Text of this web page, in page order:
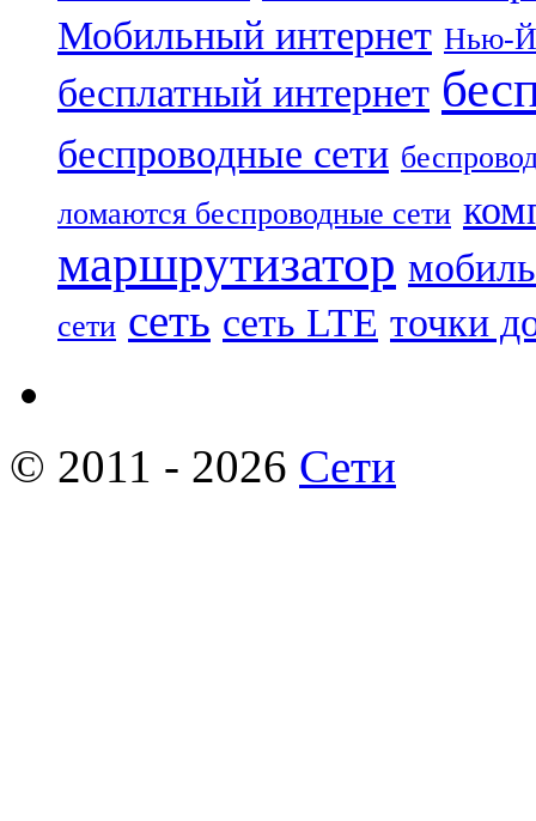
Мобильный интернет Нью-
бесплатный интернет
беспроводные сети
ломаются беспроводные сети
маршрутизатор
сети сеть сеть LTE точки
© 2011 - 2026 Сети